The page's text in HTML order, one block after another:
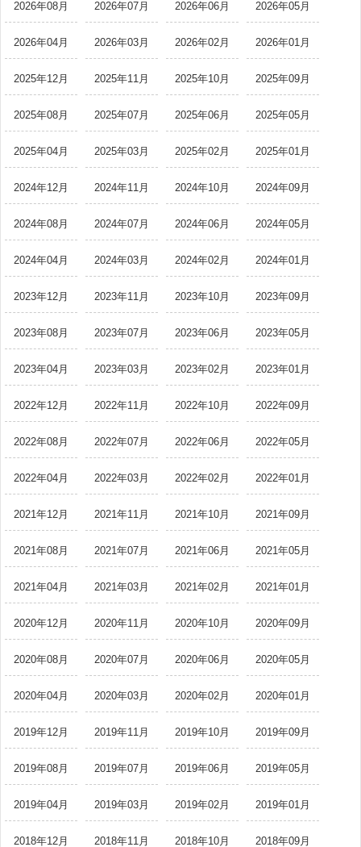
2026年08月 2026年07月 2026年06月 2026年05月
2026年04月 2026年03月 2026年02月 2026年01月
2025年12月 2025年11月 2025年10月 2025年09月
2025年08月 2025年07月 2025年06月 2025年05月
2025年04月 2025年03月 2025年02月 2025年01月
2024年12月 2024年11月 2024年10月 2024年09月
2024年08月 2024年07月 2024年06月 2024年05月
2024年04月 2024年03月 2024年02月 2024年01月
2023年12月 2023年11月 2023年10月 2023年09月
2023年08月 2023年07月 2023年06月 2023年05月
2023年04月 2023年03月 2023年02月 2023年01月
2022年12月 2022年11月 2022年10月 2022年09月
2022年08月 2022年07月 2022年06月 2022年05月
2022年04月 2022年03月 2022年02月 2022年01月
2021年12月 2021年11月 2021年10月 2021年09月
2021年08月 2021年07月 2021年06月 2021年05月
2021年04月 2021年03月 2021年02月 2021年01月
2020年12月 2020年11月 2020年10月 2020年09月
2020年08月 2020年07月 2020年06月 2020年05月
2020年04月 2020年03月 2020年02月 2020年01月
2019年12月 2019年11月 2019年10月 2019年09月
2019年08月 2019年07月 2019年06月 2019年05月
2019年04月 2019年03月 2019年02月 2019年01月
2018年12月 2018年11月 2018年10月 2018年09月